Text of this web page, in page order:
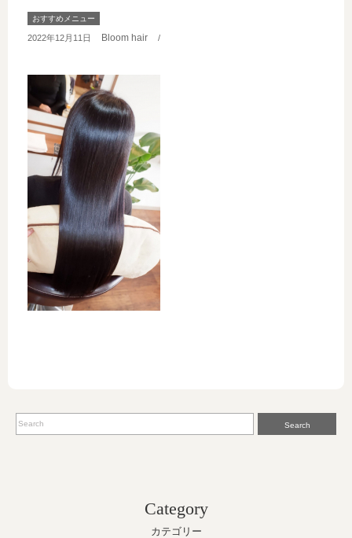
おすすめメニュー
2022年12月11日 Bloom hair /
Search
Category
カテゴリー